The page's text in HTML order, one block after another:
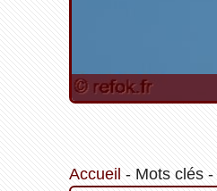
Accueil - Mots clés-